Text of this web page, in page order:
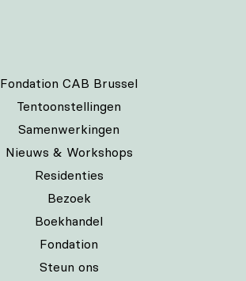
Fondation CAB Brussel
Tentoonstellingen
Samenwerkingen
Nieuws & Workshops
Residenties
Bezoek
Boekhandel
Fondation
Steun ons